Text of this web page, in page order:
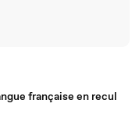
française en recul